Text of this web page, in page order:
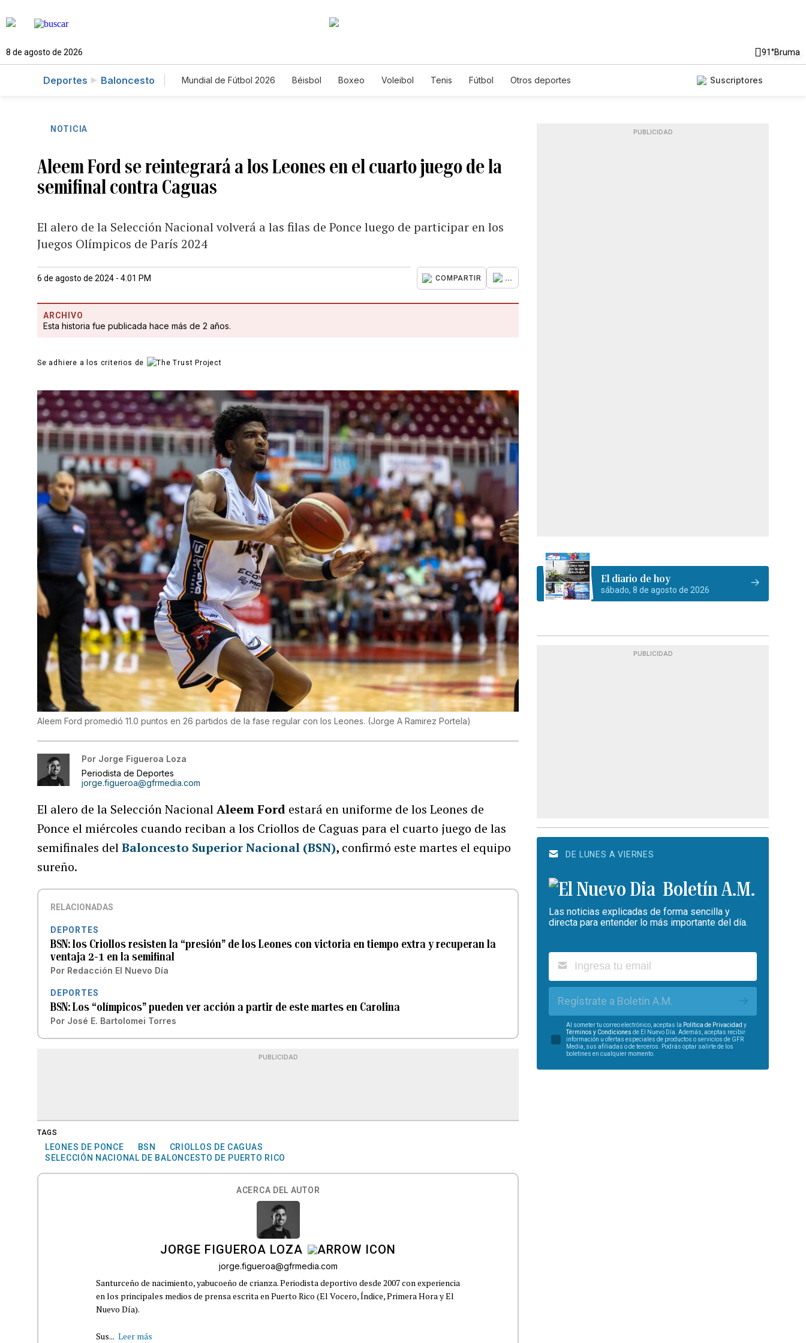
8 de agosto de 2026 91°Bruma
Deportes Baloncesto Mundial de Fútbol 2026 Béisbol Boxeo Voleibol Tenis Fútbol Otros deportes Suscriptores
NOTICIA
Aleem Ford se reintegrará a los Leones en el cuarto juego de la
semifinal contra Caguas
El alero de la Selección Nacional volverá a las filas de Ponce luego de participar en los
Juegos Olímpicos de París 2024
6 de agosto de 2024 - 4:01 PM COMPARTIR ...
ARCHIVO
Esta historia fue publicada hace más de 2 años.
Se adhiere a los criterios de
Aleem Ford promedió 11.0 puntos en 26 partidos de la fase regular con los Leones. (Jorge A Ramirez Portela)
Por Jorge Figueroa Loza
Periodista de Deportes
jorge.figueroa@gfrmedia.com
El alero de la Selección NacionalAleem Ford estará en uniforme de los Leones de
Ponce el miércoles cuando reciban a los Criollos de Caguas para el cuarto juego de las
semifinales delBaloncesto Superior Nacional (BSN), confirmó este martes el equipo
sureño.
RELACIONADAS
DEPORTES
BSN: los Criollos resisten la “presión” de los Leones con victoria en tiempo extra y recuperan la
ventaja 2-1 en la semifinal
Por Redacción El Nuevo Día
DEPORTES
BSN: Los “olímpicos” pueden ver acción a partir de este martes en Carolina
Por José E. Bartolomei Torres
PUBLICIDAD
TAGS
LEONES DE PONCE BSN
CRIOLLOS DE CAGUAS
SELECCIÓN NACIONAL DE BALONCESTO DE PUERTO RICO
ACERCA DEL AUTOR
JORGE FIGUEROA LOZA
jorge.figueroa@gfrmedia.com
Santurceño de nacimiento, yabucoeño de crianza. Periodista deportivo desde 2007 con experiencia
en los principales medios de prensa escrita en Puerto Rico (El Vocero, Índice, Primera Hora y El
Nuevo Día).
Sus... Leer más
PUBLICIDAD
El diario de hoy
sábado, 8 de agosto de 2026
PUBLICIDAD
DE LUNES A VIERNES
Boletín A.M.
Las noticias explicadas de forma sencilla y
directa para entender lo más importante del día.
Regístrate a Boletín A.M.
Al someter tu correo electrónico, aceptas la Política de Privacidad y
Términos y Condiciones de El Nuevo Día. Además, aceptas recibir
información u ofertas especiales de productos o servicios de GFR
Media, sus afiliadas o de terceros. Podrás optar salirte de los
boletines en cualquier momento.